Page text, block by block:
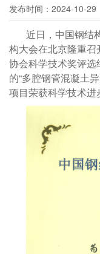
发布时间：2024-10-29
近日，中国钢结
构大会在北京隆重
协会科学技术奖评
的“多腔钢管混凝土
项目荣获科学技术进